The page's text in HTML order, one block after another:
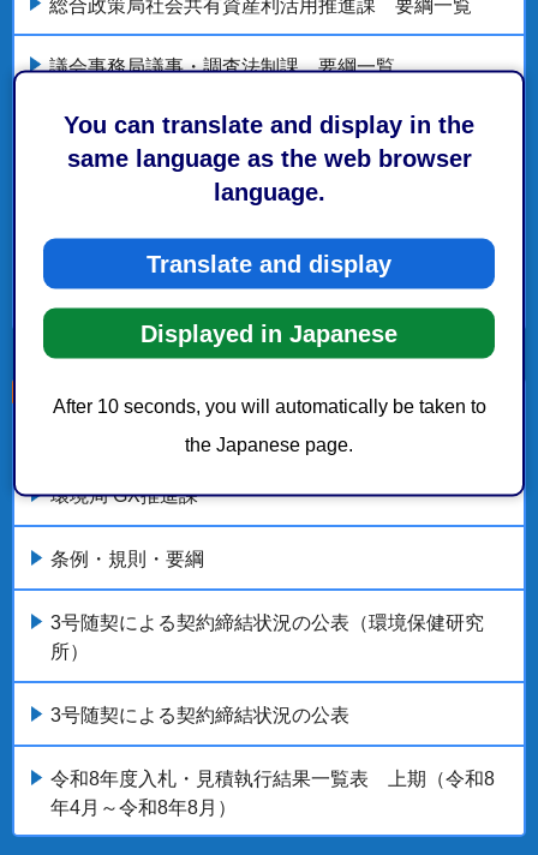
You can translate and display in the
same language as the web browser
language.
Translate and display
Displayed in Japanese
After 10 seconds, you will automatically be taken to
the Japanese page.
総合政策局社会共有資産利活用推進課 要綱一覧
議会事務局議事・調査法制課 要綱一覧
都市局都市計画部清水まちづくり推進課 要綱一覧
静岡市産業情報化推進活動事業費補助金交付要綱
経済局海洋政策部BX推進課 要綱一覧
もっとみる
環境局 GX推進課
条例・規則・要綱
3号随契による契約締結状況の公表（環境保健研究
所）
3号随契による契約締結状況の公表
令和8年度入札・見積執行結果一覧表 上期（令和8
年4月～令和8年8月）